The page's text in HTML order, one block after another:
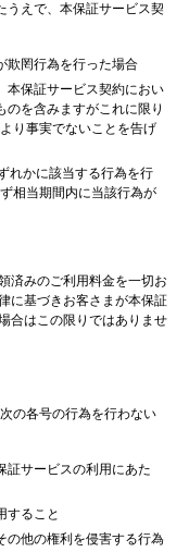
うえで、本保証サービス契
欺罔行為を行った場合
本保証サービス契約におい
を含みますがこれに限り
り事実でないことを告げ
れかに該当する行為を行
相当期間内に当該行為が
済みのご利用料金を一切お
に基づきお客さまが本保証
合はこの限りではありませ
の各号の行為を行わない
証サービスの利用にあた
すること
の他の権利を侵害する行為